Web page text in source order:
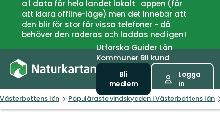
all data för hela landet lokalt i appen (för
att klara offline-läge) men det innebär att
den blir för stor för vissa telefoner - då
behöver den raderas och laddas ned igen!
UtforskaGuiderLän
Kommuner Bli kund
Bli
medlem
Logga
in
Västerbottens län Populäraste vindskydden i Västerbottens län